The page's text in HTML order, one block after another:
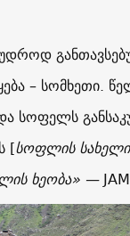
– სომხეთი.
სოფელს
[სოფლის
ხეობა» —